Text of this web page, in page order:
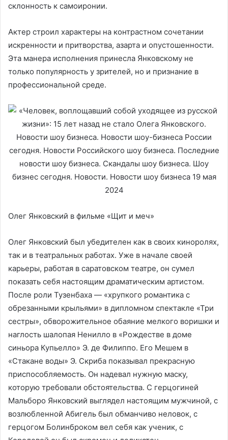
склонность к самоиронии.
Актер строил характеры на контрастном сочетании
искренности и притворства, азарта и опустошенности.
Эта манера исполнения принесла Янковскому не
только популярность у зрителей, но и признание в
профессиональной среде.
Олег Янковский в фильме «Щит и меч»
Олег Янковский был убедителен как в своих киноролях,
так и в театральных работах. Уже в начале своей
карьеры, работая в саратовском театре, он сумел
показать себя настоящим драматическим артистом.
После роли Тузенбаха — «хрупкого романтика с
обрезанными крыльями» в дипломном спектакле «Три
сестры», обворожительное обаяние мелкого воришки и
наглость шалопая Ненилло в «Рождестве в доме
синьора Купьелло» Э. де Филиппо. Его Мешем в
«Стакане воды» Э. Скриба показывал прекрасную
приспособляемость. Он надевал нужную маску,
которую требовали обстоятельства. С герцогиней
Мальборо Янковский выглядел настоящим мужчиной, с
возлюбленной Абигель был обманчиво неловок, с
герцогом Болинброком вел себя как ученик, с